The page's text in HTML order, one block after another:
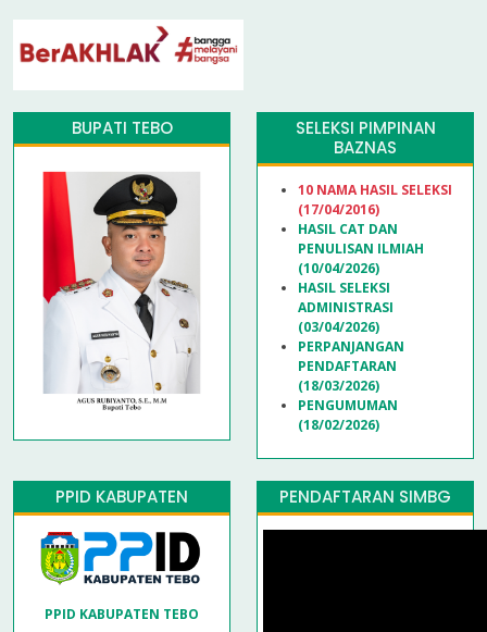
BUPATI TEBO
SELEKSI PIMPINAN
BAZNAS
10 NAMA HASIL SELEKSI
(17/04/2016)
HASIL CAT DAN
PENULISAN ILMIAH
(10/04/2026)
HASIL SELEKSI
ADMINISTRASI
(03/04/2026)
PERPANJANGAN
PENDAFTARAN
(18/03/2026)
PENGUMUMAN
(18/02/2026)
PPID KABUPATEN
PPID KABUPATEN TEBO
PENDAFTARAN SIMBG